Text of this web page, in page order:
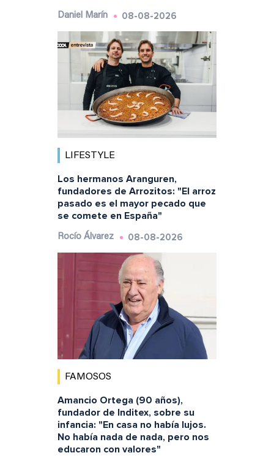
Daniel Marín 08-08-2026
LIFESTYLE
Los hermanos Aranguren,
fundadores de Arrozitos: "El arroz
pasado es el mayor pecado que
se comete en España"
Rocío Álvarez 08-08-2026
FAMOSOS
Amancio Ortega (90 años),
fundador de Inditex, sobre su
infancia: "En casa no había lujos.
No había nada de nada, pero nos
educaron con valores"